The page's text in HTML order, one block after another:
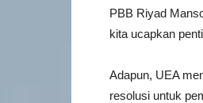
PBB Riyad
kita ucapkan
Adapun, UEA
resolusi untuk